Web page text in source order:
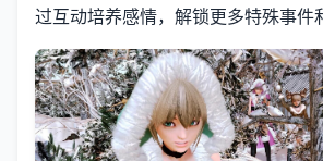
过互动培养感情，解锁更多特殊事件